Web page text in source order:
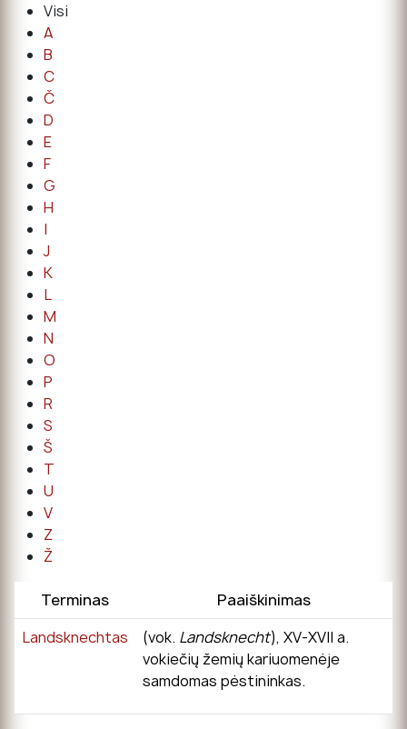
Visi
A
B
C
Č
D
E
F
G
H
I
J
K
L
M
N
O
P
R
S
Š
T
U
V
Z
Ž
Terminas
Paaiškinimas
Landsknechtas
(vok. Landsknecht), XV-XVII a.
vokiečių žemių kariuomenėje
samdomas pėstininkas.